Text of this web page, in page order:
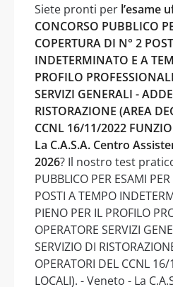
Siete pronti per l’esame
CONCORSO PUBBLICO
COPERTURA DI N° 2
INDETERMINATO E A
PROFILO
SERVIZI GENERALI -
RISTORAZIONE (AREA
CCNL 16/11/2022
La C.A.S.A. Centro
2026? Il nostro test
PUBBLICO PER ESAMI
POSTI A TEMPO
PIENO PER IL PROFILO
OPERATORE SERVIZI
SERVIZIO DI
OPERATORI DEL CCNL
LOCALI). - Veneto - La